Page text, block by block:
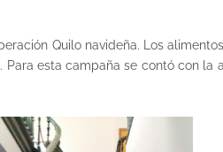
Quilo navideña. Los
esta campaña se contó con